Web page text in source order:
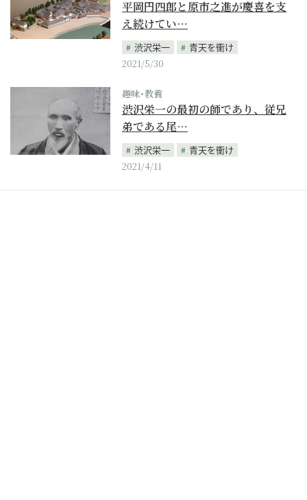
平岡円四郎と原市之進が慶喜を支
え続けてい…
渋沢栄一
青天を衝け
2021/5/30
趣味･教養
渋沢栄一の最初の師であり、従兄
弟である尾…
渋沢栄一
青天を衝け
2021/4/11